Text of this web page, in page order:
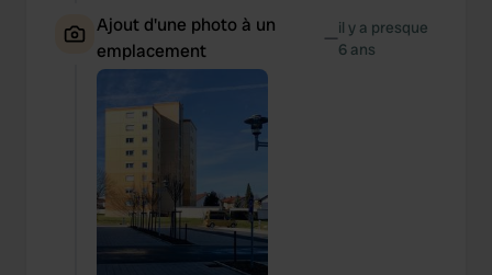
Ajout d'une photo à un
emplacement
—il y a presque
6 ans